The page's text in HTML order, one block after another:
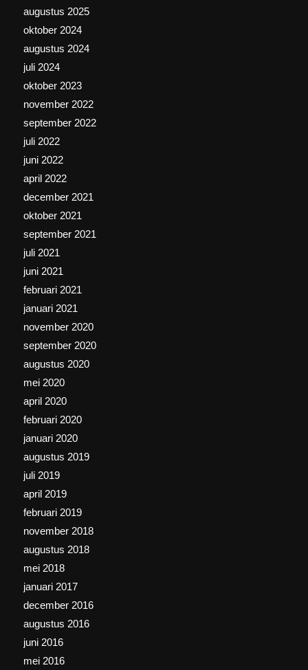
augustus 2025
oktober 2024
augustus 2024
juli 2024
oktober 2023
november 2022
september 2022
juli 2022
juni 2022
april 2022
december 2021
oktober 2021
september 2021
juli 2021
juni 2021
februari 2021
januari 2021
november 2020
september 2020
augustus 2020
mei 2020
april 2020
februari 2020
januari 2020
augustus 2019
juli 2019
april 2019
februari 2019
november 2018
augustus 2018
mei 2018
januari 2017
december 2016
augustus 2016
juni 2016
mei 2016